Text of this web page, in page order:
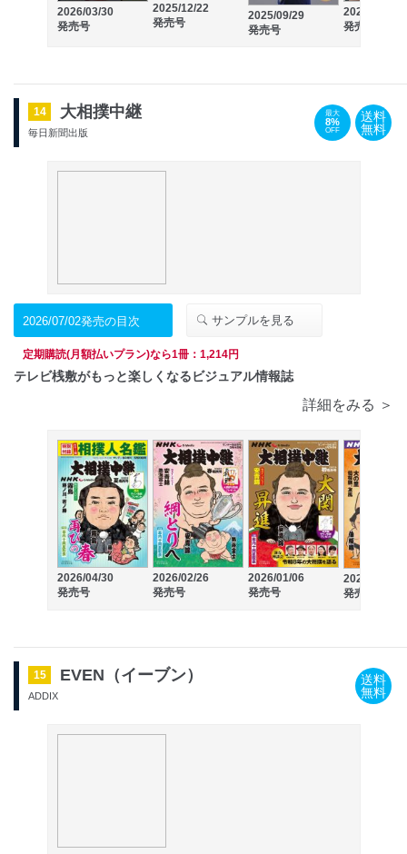
2026/03/30
発売号
2025/12/22
発売号
2025/09/29
発売号
2025/06/30
発売号
14 大相撲中継
毎日新聞出版
最大
8%
OFF
送料
無料
2026/07/02発売の目次 サンプルを見る
定期購読(月額払いプラン)なら1冊：1,214円
テレビ桟敷がもっと楽しくなるビジュアル情報誌
詳細をみる ＞
2026/04/30
発売号
2026/02/26
発売号
2026/01/06
発売号
2025/10/30
発売号
15 EVEN（イーブン）
ADDIX
送料
無料